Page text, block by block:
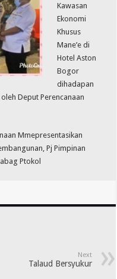
Kawasan
Ekonomi
Khusus
Mane’e di
Hotel Aston
Bogor
dihadapan
Deput Perencanaan
Mmepresentasikan
Pj Pimpinan
Ptokol
Next
Talaud Bersyukur